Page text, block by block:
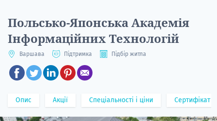
Польсько-Японська Академія
Інформаційних Технологій
Варшава Підтримка Підбір житла
Опис Акції Спеціальності і ціни Сертифікат